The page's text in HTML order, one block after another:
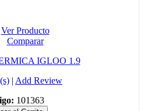
Ver Producto
Comparar
IGLOO 1.9
| Add Review
101363